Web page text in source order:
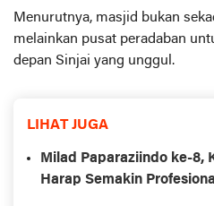
Menurutnya, masjid bukan
melainkan pusat peradaban
depan Sinjai yang unggul.
LIHAT JUGA
Milad Paparaziindo ke-8,
Harap Semakin Profesional